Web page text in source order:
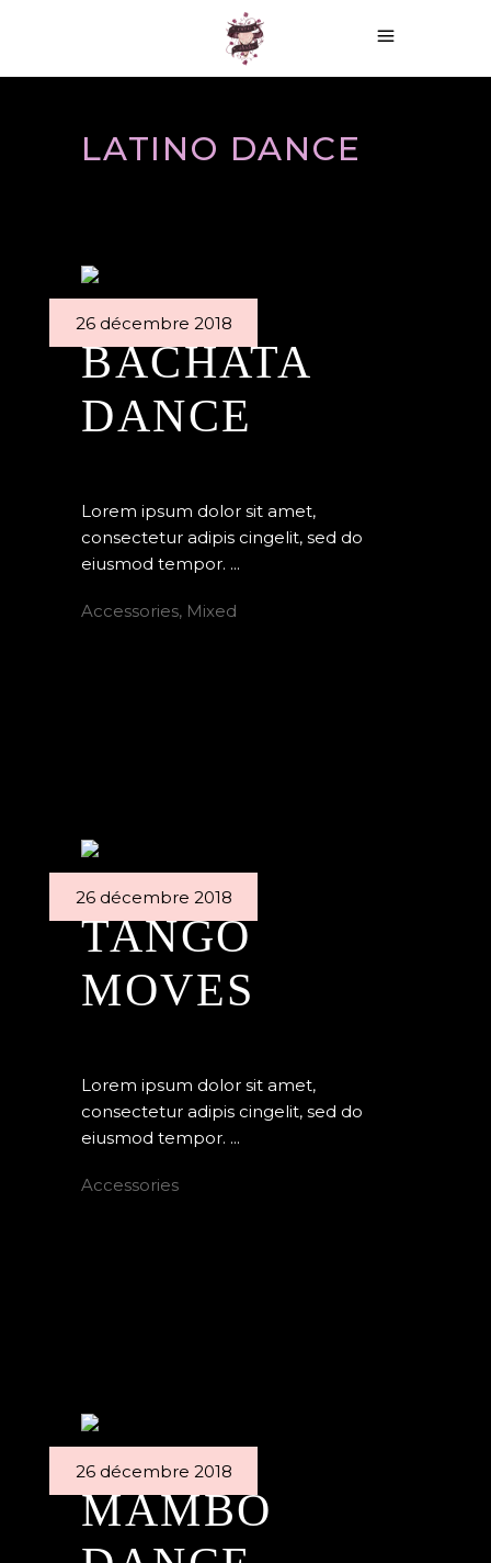
LATINO DANCE
26 décembre 2018
BACHATA
DANCE
Lorem ipsum dolor sit amet,
consectetur adipis cingelit, sed do
eiusmod tempor.
Accessories, Mixed
26 décembre 2018
TANGO
MOVES
Lorem ipsum dolor sit amet,
consectetur adipis cingelit, sed do
eiusmod tempor.
Accessories
26 décembre 2018
MAMBO